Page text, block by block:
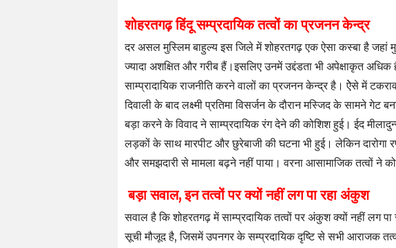
शोहरतगढ़ हिंदू सम्प्रदायिक तत्वों का प्रजनन केन्द्र
दर असल मुस्लिम बाहुल्य इस जिले में शोहरतगढ़ एक ऐसा कस्बा है जहां
ज्यादा अशक्षित और गरीब हैं।इसलिए उनमें उद्दंडता भी अपेक्षाकृत अधिक
साम्प्रादायिक राजनीति करने वालों का प्रजनन केन्द्र है। ऐेसे में
दिवाली के बाद लक्ष्मी प्रतिमा विसर्जन के दौरान मस्जिद के सामने गेट
बड़ा करने के विवाद ने साम्प्रदायिक रंग देने की कोशिश हुई। ईद
लड़कों के साथ मारपीट और छुरेबाजी की घटना भी हुई। लेकिन दारोगा
और समझदारी से मामला बढ़ने नहीं पाया। वरना आसामाजिक तत्वों ने
बड़ा सवाल, इन तत्वों पर क्यों नहीं लग पा रहा अंकुश
सवाल है कि शोहरतगढ़ में साम्प्रदायिक तत्वों पर अंकुश क्यों नहीं लग
सूची मौजूद है, जिसमें उपनगर के सम्प्रदायिक दृष्टि से सभी आराजक